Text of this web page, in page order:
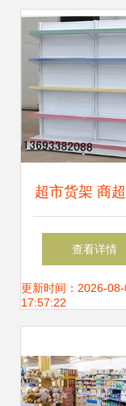
超市货架 商
与消费者体验
石
查看详情
更新时间：2026-
17:57:22